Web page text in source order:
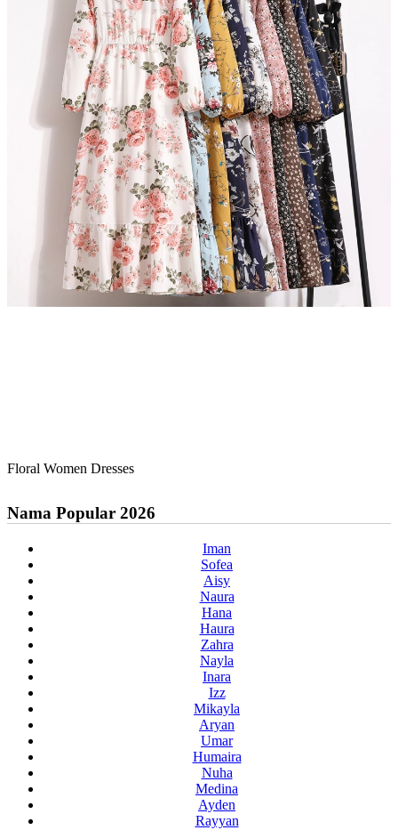
Floral Women Dresses
Nama Popular 2026
Iman
Sofea
Aisy
Naura
Hana
Haura
Zahra
Nayla
Inara
Izz
Mikayla
Aryan
Umar
Humaira
Nuha
Medina
Ayden
Rayyan